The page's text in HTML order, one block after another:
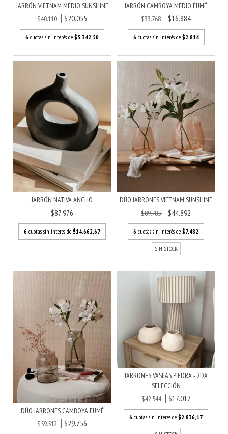
JARRÓN VIETNAM MEDIO SUNSHINE
$40.110
$20.055
6 cuotas sin interés de $3.342,50
JARRÓN CAMBOYA MEDIO FUMÉ
$33.768
$16.884
6 cuotas sin interés de $2.814
JARRÓN NATIVA ANCHO
$87.976
6 cuotas sin interés de $14.662,67
DÚO JARRONES VIETNAM SUNSHINE
$89.785
$44.892
6 cuotas sin interés de $7.482
SIN STOCK
DÚO JARRONES CAMBOYA FUMÉ
$59.512
$29.756
JARRONES VASIJAS PIEDRA - 2DA
SELECCIÓN
$42.544
$17.017
6 cuotas sin interés de $2.836,17